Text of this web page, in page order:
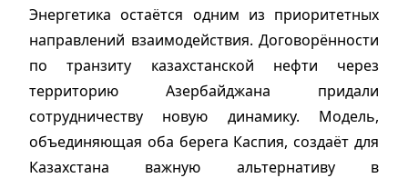
Энергетика остаётся одним из приоритетных
направлений взаимодействия. Договорённости
по транзиту казахстанской нефти через
территорию Азербайджана придали
сотрудничеству новую динамику. Модель,
объединяющая оба берега Каспия, создаёт для
Казахстана важную альтернативу в